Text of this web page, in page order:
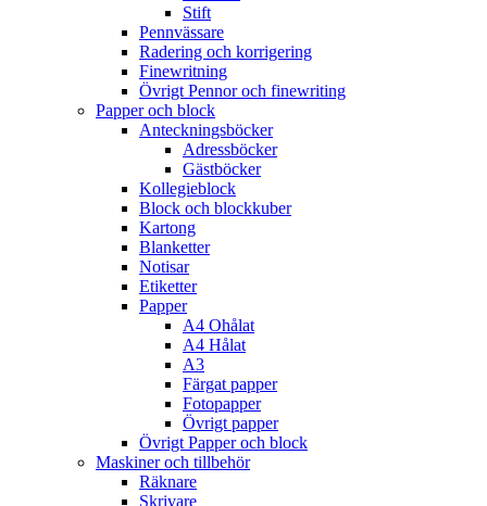
Stift
Pennvässare
Radering och korrigering
Finewritning
Övrigt Pennor och finewriting
Papper och block
Anteckningsböcker
Adressböcker
Gästböcker
Kollegieblock
Block och blockkuber
Kartong
Blanketter
Notisar
Etiketter
Papper
A4 Ohålat
A4 Hålat
A3
Färgat papper
Fotopapper
Övrigt papper
Övrigt Papper och block
Maskiner och tillbehör
Räknare
Skrivare